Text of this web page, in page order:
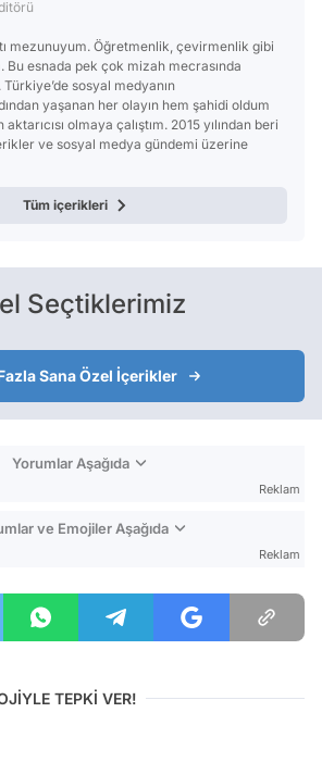
mezunuyum. Öğretmenlik, çevirmenlik gibi
esnada pek çok mizah mecrasında
Türkiye’de sosyal medyanın
yaşanan her olayın hem şahidi oldum
olmaya çalıştım. 2015 yılından beri
ve sosyal medya gündemi üzerine
Tüm içerikleri
Seçtiklerimiz
Sana Özel İçerikler
Yorumlar Aşağıda
Reklam
ve Emojiler Aşağıda
Reklam
TEPKİ VER!